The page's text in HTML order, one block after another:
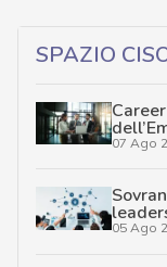
SPAZIO
07 Ago
05 Ago